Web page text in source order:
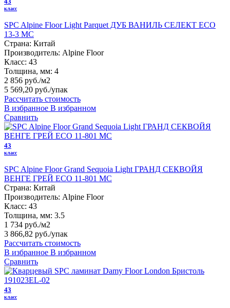
класс
SPC Alpine Floor Light Parquet ДУБ ВАНИЛЬ СЕЛЕКТ ЕСО
13-3 MC
Страна: Китай
Производитель: Alpine Floor
Класс: 43
Толщина, мм: 4
2 856 руб./м2
5 569,20 руб./упак
Рассчитать стоимость
В избранное В избранном
Сравнить
43
класс
SPC Alpine Floor Grand Sequoia Light ГРАНД СЕКВОЙЯ
ВЕНГЕ ГРЕЙ ЕСО 11-801 MC
Страна: Китай
Производитель: Alpine Floor
Класс: 43
Толщина, мм: 3.5
1 734 руб./м2
3 866,82 руб./упак
Рассчитать стоимость
В избранное В избранном
Сравнить
43
класс